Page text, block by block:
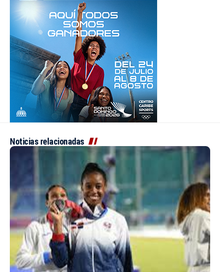
Noticias relacionadas